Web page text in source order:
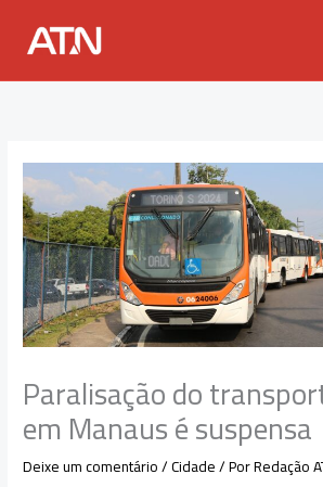
conteúdo
Paralisação do
em Manaus é suspensa
Deixe um comentário/Cidade/ PorRedação